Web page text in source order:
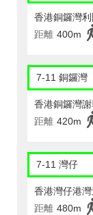
香港銅鑼灣
距離 400m
7-11 銅鑼灣
香港銅鑼灣
距離 420m
7-11 灣仔
香港灣仔港
距離 480m